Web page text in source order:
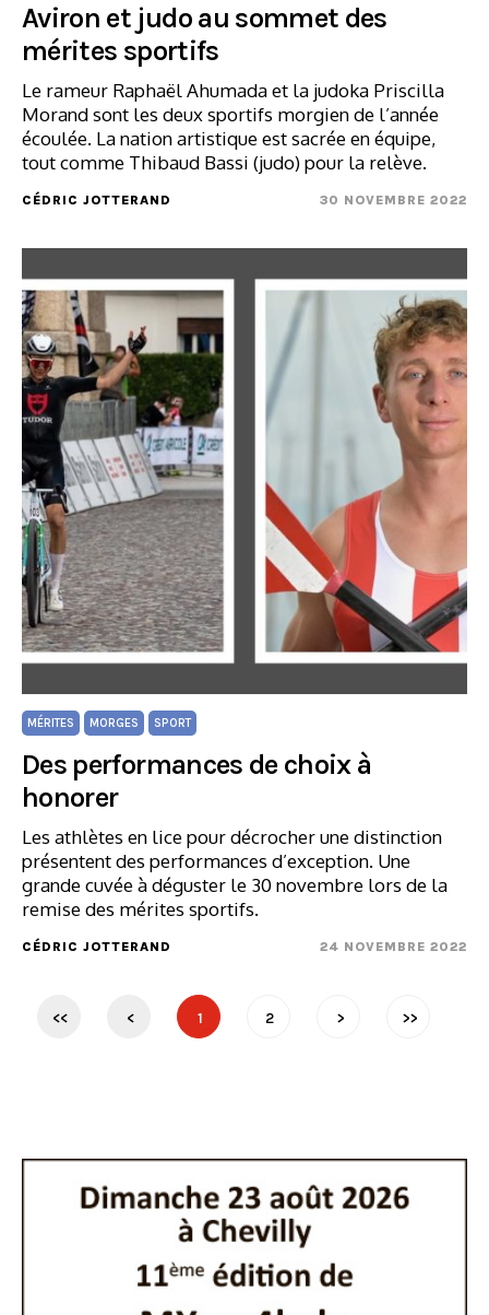
Aviron et judo au sommet des
mérites sportifs
Le rameur Raphaël Ahumada et la judoka Priscilla
Morand sont les deux sportifs morgien de l’année
écoulée. La nation artistique est sacrée en équipe,
tout comme Thibaud Bassi (judo) pour la relève.
CÉDRIC JOTTERAND 30 NOVEMBRE 2022
MÉRITES MORGES SPORT
Des performances de choix à
honorer
Les athlètes en lice pour décrocher une distinction
présentent des performances d’exception. Une
grande cuvée à déguster le 30 novembre lors de la
remise des mérites sportifs.
CÉDRIC JOTTERAND 24 NOVEMBRE 2022
<< < 1 2 > >>